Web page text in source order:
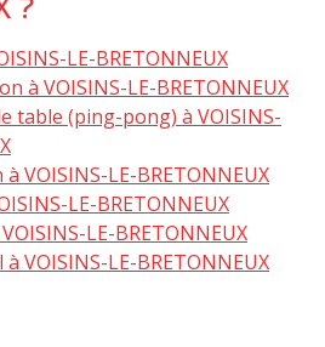
LE-BRETONNEUX
à VOISINS-LE-BRETONNEUX
table (ping-pong) à VOISINS-
VOISINS-LE-BRETONNEUX
LE-BRETONNEUX
LE-BRETONNEUX
VOISINS-LE-BRETONNEUX